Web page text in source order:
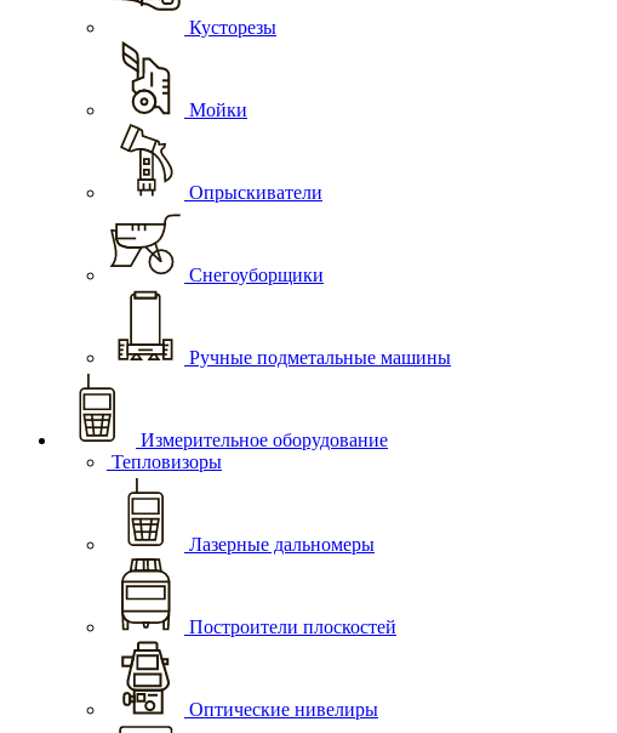
Кусторезы
Мойки
Опрыскиватели
Снегоуборщики
Ручные подметальные машины
Измерительное оборудование
Тепловизоры
Лазерные дальномеры
Построители плоскостей
Оптические нивелиры